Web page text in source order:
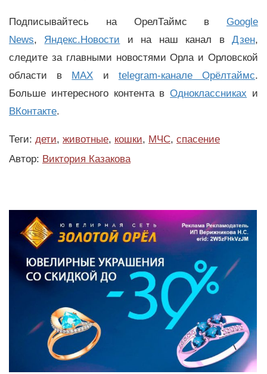
Подписывайтесь на ОрелТаймс в Google
News, Яндекс.Новости и на наш канал вДзен,
следите за главными новостями Орла и Орловской
области в MAX и telegram-канале Орёлтаймс.
Больше интересного контента вОдноклассниках и
ВКонтакте.
Теги: дети, животные, кошки, МЧС, спасение
Автор: Виктория Казакова